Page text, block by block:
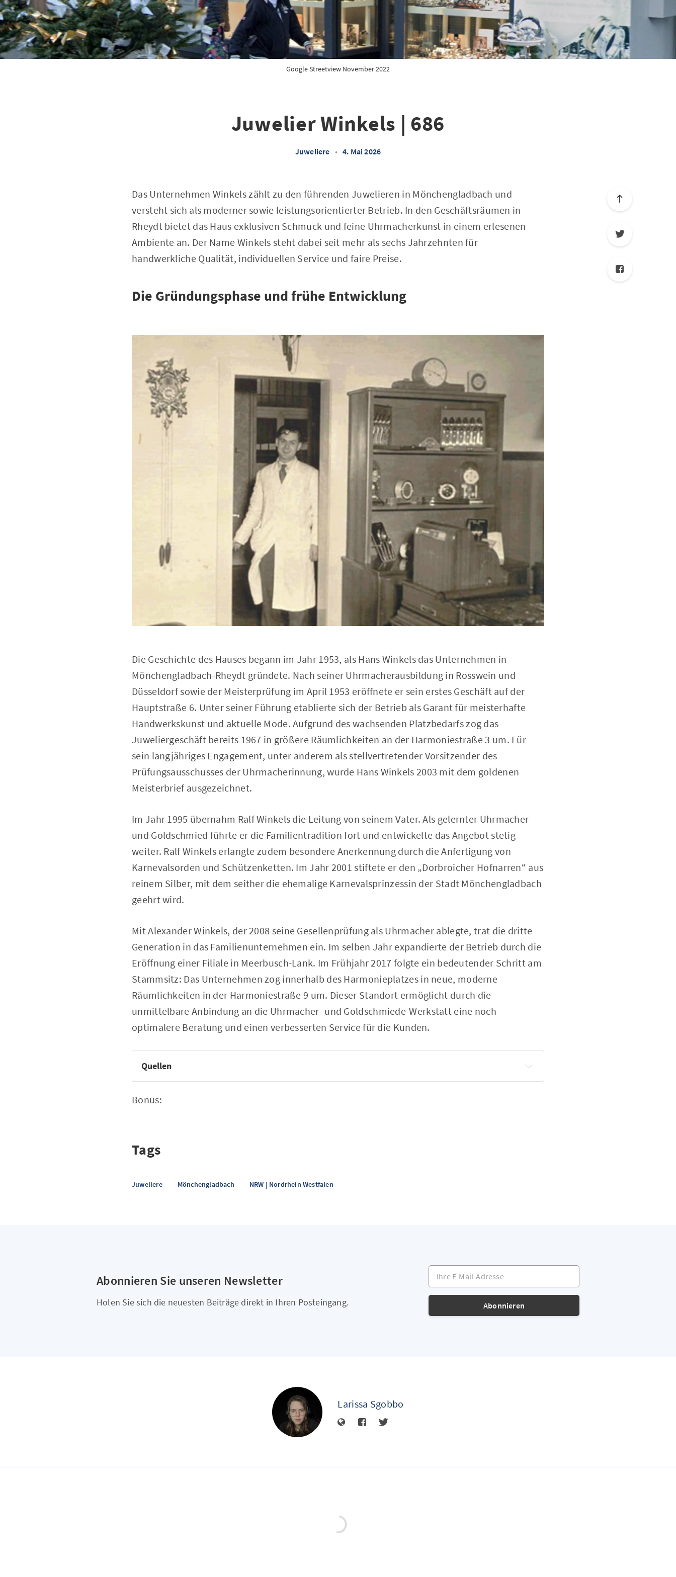
Google Streetview November 2022
Juwelier Winkels | 686
Juweliere • 4. Mai 2026
Das Unternehmen Winkels zählt zu den führenden Juwelieren in Mönchengladbach und
versteht sich als moderner sowie leistungsorientierter Betrieb. In den Geschäftsräumen in
Rheydt bietet das Haus exklusiven Schmuck und feine Uhrmacherkunst in einem erlesenen
Ambiente an. Der Name Winkels steht dabei seit mehr als sechs Jahrzehnten für
handwerkliche Qualität, individuellen Service und faire Preise.
Die Gründungsphase und frühe Entwicklung
Die Geschichte des Hauses begann im Jahr 1953, als Hans Winkels das Unternehmen in
Mönchengladbach-Rheydt gründete. Nach seiner Uhrmacherausbildung in Rosswein und
Düsseldorf sowie der Meisterprüfung im April 1953 eröffnete er sein erstes Geschäft auf der
Hauptstraße 6. Unter seiner Führung etablierte sich der Betrieb als Garant für meisterhafte
Handwerkskunst und aktuelle Mode. Aufgrund des wachsenden Platzbedarfs zog das
Juweliergeschäft bereits 1967 in größere Räumlichkeiten an der Harmoniestraße 3 um. Für
sein langjähriges Engagement, unter anderem als stellvertretender Vorsitzender des
Prüfungsausschusses der Uhrmacherinnung, wurde Hans Winkels 2003 mit dem goldenen
Meisterbrief ausgezeichnet.
Im Jahr 1995 übernahm Ralf Winkels die Leitung von seinem Vater. Als gelernter Uhrmacher
und Goldschmied führte er die Familientradition fort und entwickelte das Angebot stetig
weiter. Ralf Winkels erlangte zudem besondere Anerkennung durch die Anfertigung von
Karnevalsorden und Schützenketten. Im Jahr 2001 stiftete er den „Dorbroicher Hofnarren“ aus
reinem Silber, mit dem seither die ehemalige Karnevalsprinzessin der Stadt Mönchengladbach
geehrt wird.
Mit Alexander Winkels, der 2008 seine Gesellenprüfung als Uhrmacher ablegte, trat die dritte
Generation in das Familienunternehmen ein. Im selben Jahr expandierte der Betrieb durch die
Eröffnung einer Filiale in Meerbusch-Lank. Im Frühjahr 2017 folgte ein bedeutender Schritt am
Stammsitz: Das Unternehmen zog innerhalb des Harmonieplatzes in neue, moderne
Räumlichkeiten in der Harmoniestraße 9 um. Dieser Standort ermöglicht durch die
unmittelbare Anbindung an die Uhrmacher- und Goldschmiede-Werkstatt eine noch
optimalere Beratung und einen verbesserten Service für die Kunden.
Quellen
JuwelierWinkels.de
Bonus:
Tags
Juweliere Mönchengladbach NRW | Nordrhein Westfalen
Abonnieren Sie unseren Newsletter
Holen Sie sich die neuesten Beiträge direkt in Ihren Posteingang.
Ihre E-Mail-Adresse
Abonnieren
Larissa Sgobbo